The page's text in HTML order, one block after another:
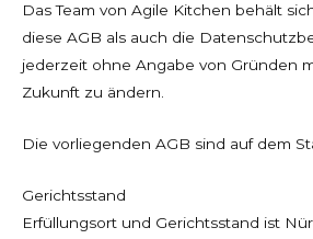
Das Team von Agile Kitchen behält
diese AGB als auch die
jederzeit ohne Angabe von Gründen
Zukunft zu ändern.
Die vorliegenden AGB sind auf dem
Gerichtsstand
Erfüllungsort und Gerichtsstand ist